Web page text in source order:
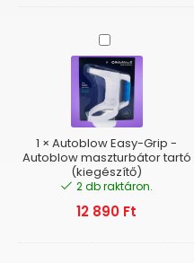
Autoblow
Easy-
Grip
-
Autoblow
maszturbátor
tartó
(kiegészítő)
1 ×Autoblow Easy-Grip -
Autoblow maszturbátor tartó
(kiegészítő)
2 db raktáron.
12 890 Ft